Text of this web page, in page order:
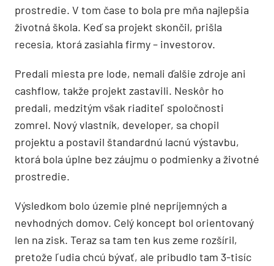
prostredie. V tom čase to bola pre mňa najlepšia
životná škola. Keď sa projekt skončil, prišla
recesia, ktorá zasiahla firmy – investorov.
Predali miesta pre lode, nemali ďalšie zdroje ani
cashflow, takže projekt zastavili. Neskôr ho
predali, medzitým však riaditeľ spoločnosti
zomrel. Nový vlastník, developer, sa chopil
projektu a postavil štandardnú lacnú výstavbu,
ktorá bola úplne bez záujmu o podmienky a životné
prostredie.
Výsledkom bolo územie plné nepríjemných a
nevhodných domov. Celý koncept bol orientovaný
len na zisk. Teraz sa tam ten kus zeme rozšíril,
pretože ľudia chcú bývať, ale pribudlo tam 3-tisíc